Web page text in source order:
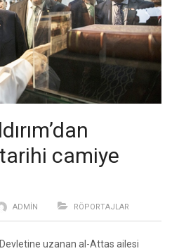
camiye
ADMIN RÖPORTAJLAR
uzanan al-Attas ailesi